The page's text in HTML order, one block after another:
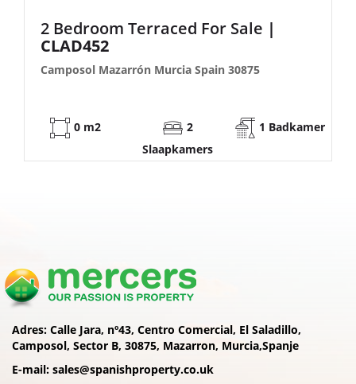
2 Bedroom Semi-Detached For Sale
| FB140
Camposol Mazarrón Murcia Spain 30875
53 m2
2
Slaapkamers
1 Badkamer
Adres: Calle Jara, nº43, Centro Comercial, El Saladillo,
Camposol, Sector B, 30875, Mazarron, Murcia,Spanje
E-mail: sales@spanishproperty.co.uk